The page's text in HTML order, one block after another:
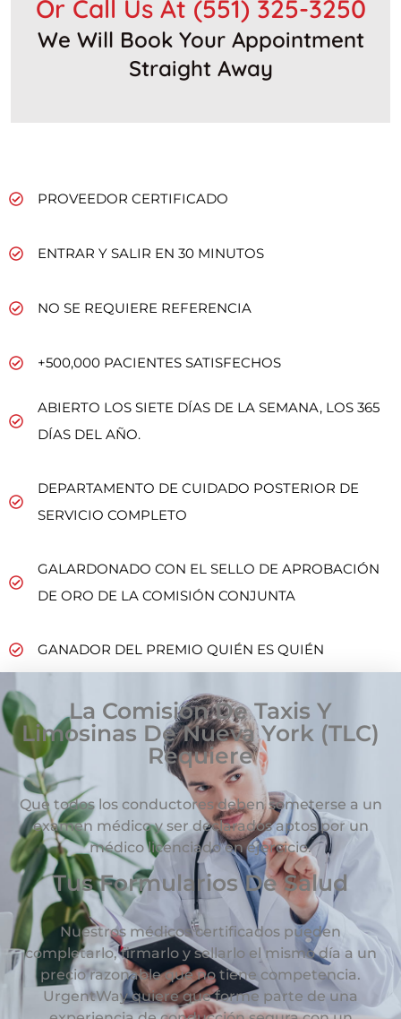
Or Call Us At (551) 325-3250
We Will Book Your Appointment
Straight Away
PROVEEDOR CERTIFICADO
ENTRAR Y SALIR EN 30 MINUTOS
NO SE REQUIERE REFERENCIA
+500,000 PACIENTES SATISFECHOS
ABIERTO LOS SIETE DÍAS DE LA SEMANA, LOS 365
DÍAS DEL AÑO.
DEPARTAMENTO DE CUIDADO POSTERIOR DE
SERVICIO COMPLETO
GALARDONADO CON EL SELLO DE APROBACIÓN
DE ORO DE LA COMISIÓN CONJUNTA
GANADOR DEL PREMIO QUIÉN ES QUIÉN
La Comisión De Taxis Y
Limosinas De Nueva York (TLC)
Requiere
Que todos los conductores deben someterse a un
examen médico y ser declarados aptos por un
médico licenciado en ejercicio.
Tus Formularios De Salud
Nuestros médicos certificados pueden
completarlo, firmarlo y sellarlo el mismo día a un
precio razonable que no tiene competencia.
UrgentWay quiere que forme parte de una